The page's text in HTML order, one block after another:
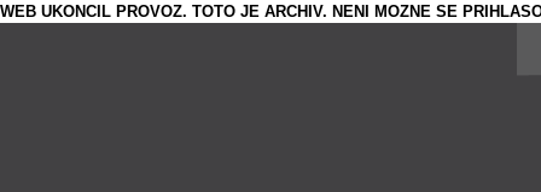
WEB UKONCIL PROVOZ. TOTO JE ARCHIV. NENI MOZNE SE